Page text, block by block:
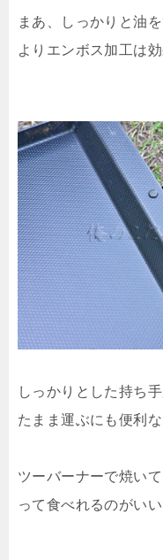
まあ、しっかりと油
よりエンボス加工は効
しっかりとした持ち
たまま運ぶにも便利な
ツーバーナーで焼い
って食べれるのがいい